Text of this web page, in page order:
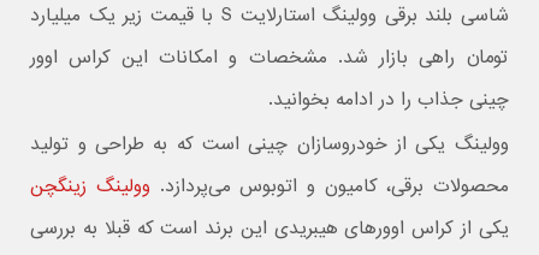
شاسی بلند برقی وولینگ استارلایت S با قیمت زیر یک میلیارد
تومان راهی بازار شد. مشخصات و امکانات این کراس اوور
چینی جذاب را در ادامه بخوانید.
وولینگ یکی از خودروسازان چینی است که به طراحی و تولید
محصولات برقی، کامیون و اتوبوس می‌پردازد. وولینگ زینگچن
یکی از کراس اوورهای هیبریدی این برند است که قبلا به بررسی